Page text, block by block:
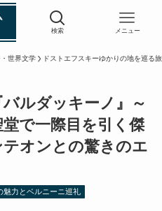
検索 メニュー
世界文学 ドストエフスキーゆかりの地を巡る旅
バルダッキーノ』～
で一際目を引く傑
オンとの驚きのエ
魅力とベルニーニ巡礼